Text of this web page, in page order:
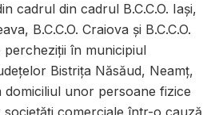
cadrul din cadrul B.C.C.O. Iași,
B.C.C.O. Craiova și B.C.C.O.
în municipiul
Bistrița Năsăud, Neamț,
domiciliul unor persoane fizice